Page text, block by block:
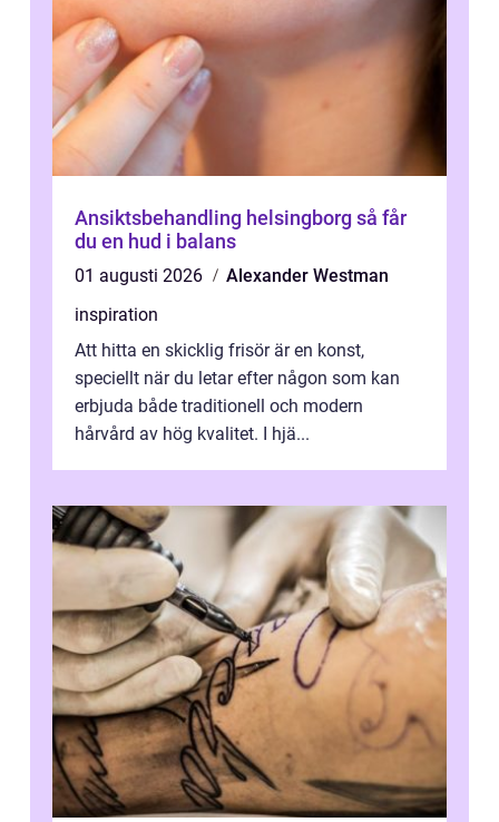
Ansiktsbehandling helsingborg så får
du en hud i balans
01 augusti 2026
Alexander Westman
inspiration
Att hitta en skicklig frisör är en konst,
speciellt när du letar efter någon som kan
erbjuda både traditionell och modern
hårvård av hög kvalitet. I hjä...